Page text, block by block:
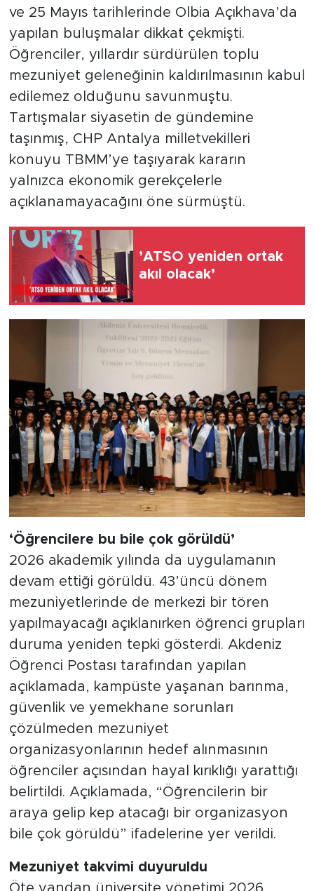
ve 25 Mayıs tarihlerinde Olbia Açıkhava’da
yapılan buluşmalar dikkat çekmişti.
Öğrenciler, yıllardır sürdürülen toplu
mezuniyet geleneğinin kaldırılmasının kabul
edilemez olduğunu savunmuştu.
Tartışmalar siyasetin de gündemine
taşınmış, CHP Antalya milletvekilleri
konuyu TBMM’ye taşıyarak kararın
yalnızca ekonomik gerekçelerle
açıklanamayacağını öne sürmüştü.
’ATSO yeniden ortak
akıl olacak’
‘Öğrencilere bu bile çok görüldü’
2026 akademik yılında da uygulamanın
devam ettiği görüldü. 43’üncü dönem
mezuniyetlerinde de merkezi bir tören
yapılmayacağı açıklanırken öğrenci grupları
duruma yeniden tepki gösterdi. Akdeniz
Öğrenci Postası tarafından yapılan
açıklamada, kampüste yaşanan barınma,
güvenlik ve yemekhane sorunları
çözülmeden mezuniyet
organizasyonlarının hedef alınmasının
öğrenciler açısından hayal kırıklığı yarattığı
belirtildi. Açıklamada, “Öğrencilerin bir
araya gelip kep atacağı bir organizasyon
bile çok görüldü” ifadelerine yer verildi.
Mezuniyet takvimi duyuruldu
Öte yandan üniversite yönetimi 2026